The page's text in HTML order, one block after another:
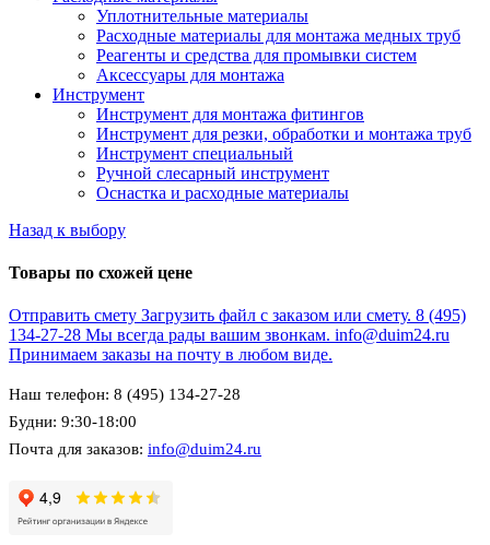
Уплотнительные материалы
Расходные материалы для монтажа медных труб
Реагенты и средства для промывки систем
Аксессуары для монтажа
Инструмент
Инструмент для монтажа фитингов
Инструмент для резки, обработки и монтажа труб
Инструмент специальный
Ручной слесарный инструмент
Оснастка и расходные материалы
Назад к выбору
Товары по схожей цене
Отправить смету Загрузить файл с заказом или смету. 8 (495)
134-27-28 Мы всегда рады вашим звонкам. info@duim24.ru
Принимаем заказы на почту в любом виде.
Наш телефон: 8 (495) 134-27-28
Будни: 9:30-18:00
Почта для заказов: info@duim24.ru